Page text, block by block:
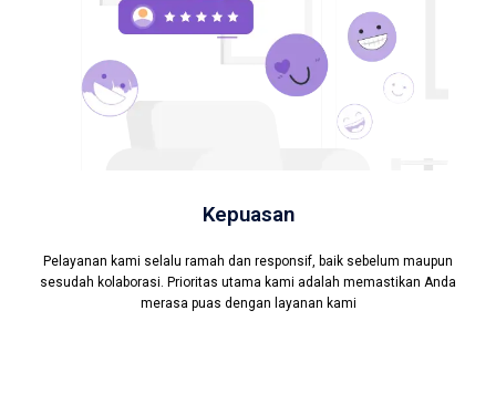
Kepuasan
Pelayanan kami selalu ramah dan responsif, baik sebelum maupun
sesudah kolaborasi. Prioritas utama kami adalah memastikan Anda
merasa puas dengan layanan kami